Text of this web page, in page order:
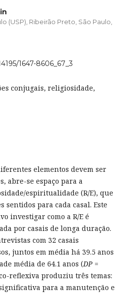
(USP), Ribeirão Preto, São Paulo,
1647-8606_67_3
conjugais, religiosidade,
elementos devem ser
abre-se espaço para a
espiritualidade (R/E), que
para cada casal. Este
investigar como a R/E é
por casais de longa duração.
com 32 casais
juntos em média há 39.5 anos
média de 64.1 anos (DP =
reflexiva produziu três temas:
para a manutenção e